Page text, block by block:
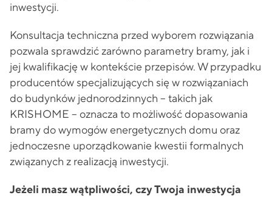
inwestycji.
Konsultacja techniczna przed wyborem rozwiązania
pozwala sprawdzić zarówno parametry bramy, jak i
jej kwalifikację w kontekście przepisów. W przypadku
producentów specjalizujących się w rozwiązaniach
do budynków jednorodzinnych – takich jak
KRISHOME – oznacza to możliwość dopasowania
bramy do wymogów energetycznych domu oraz
jednoczesne uporządkowanie kwestii formalnych
związanych z realizacją inwestycji.
Jeżeli masz wątpliwości, czy Twoja inwestycja